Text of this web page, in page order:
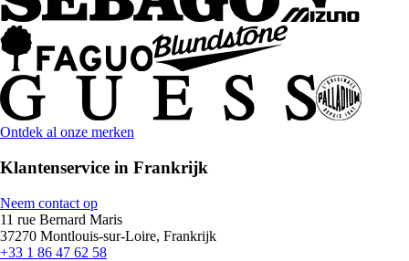
Ontdek al onze merken
Klantenservice in Frankrijk
Neem contact op
11 rue Bernard Maris
37270 Montlouis-sur-Loire, Frankrijk
+33 1 86 47 62 58